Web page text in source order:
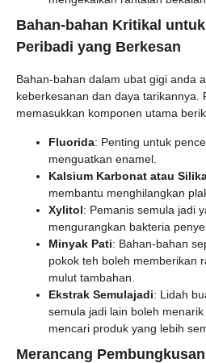
Bahan-bahan Kritikal
Peribadi yang Berkesan
Bahan-bahan dalam ubat gigi anda
keberkesanan dan daya tarikannya.
memasukkan komponen utama
Fluorida: Penting untuk
menguatkan enamel.
Kalsium Karbonat atau
membantu menghilangkan
Xylitol: Pemanis semula jadi
mengurangkan bakteria
Minyak Pati: Bahan-bahan
pokok teh boleh memberikan
mulut tambahan.
Ekstrak Semulajadi: Lidah
semula jadi lain boleh
mencari produk yang lebih
Merancang